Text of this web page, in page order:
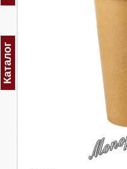
Каталог